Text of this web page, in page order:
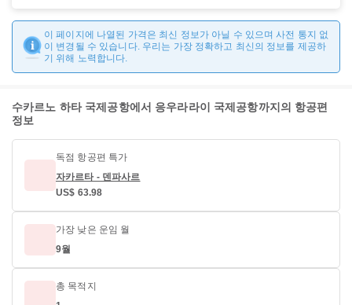
이 페이지에 나열된 가격은 최신 정보가 아닐 수 있으며 사전 통지 없
이 변경될 수 있습니다. 우리는 가장 정확하고 최신의 정보를 제공하
기 위해 노력합니다.
수카르노 하타 국제공항에서 응우라라이 국제공항까지의 항공편
정보
독점 항공편 특가
자카르타 - 덴파사르
US$ 63.98
가장 낮은 운임 월
9월
총 목적지